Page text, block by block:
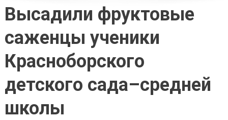
Высадили фруктовые
саженцы ученики
Красноборского
детского сада–средней
школы